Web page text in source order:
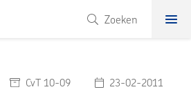
Zoeken
CvT 10-09 23-02-2011